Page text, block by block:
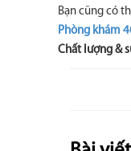
Bạn cũng có
Phòng khám
Chất lượng &